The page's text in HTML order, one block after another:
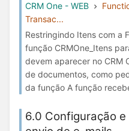
CRM One - WEB
Transac...
Restringindo Itens com a
função CRMOne_Itens
devem aparecer no CRM
de documentos, como
da função A função
6.0 Configuração